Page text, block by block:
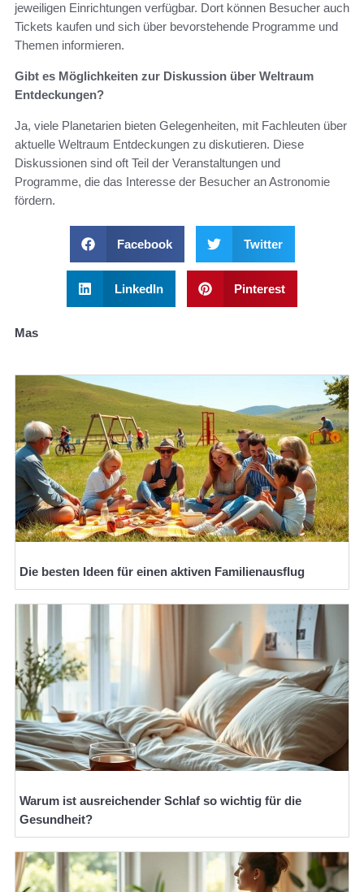
jeweiligen Einrichtungen verfügbar. Dort können Besucher auch
Tickets kaufen und sich über bevorstehende Programme und
Themen informieren.
Gibt es Möglichkeiten zur Diskussion über Weltraum
Entdeckungen?
Ja, viele Planetarien bieten Gelegenheiten, mit Fachleuten über
aktuelle Weltraum Entdeckungen zu diskutieren. Diese
Diskussionen sind oft Teil der Veranstaltungen und
Programme, die das Interesse der Besucher an Astronomie
fördern.
Facebook Twitter
LinkedIn Pinterest
Mas
Die besten Ideen für einen aktiven Familienausflug
Warum ist ausreichender Schlaf so wichtig für die
Gesundheit?